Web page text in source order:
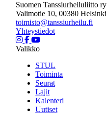
Suomen Tanssiurheiluliitto ry
Valimotie 10, 00380 Helsinki
toimisto@tanssiurheilu.fi
Yhteystiedot
Valikko
STUL
Toiminta
Seurat
Lajit
Kalenteri
Uutiset